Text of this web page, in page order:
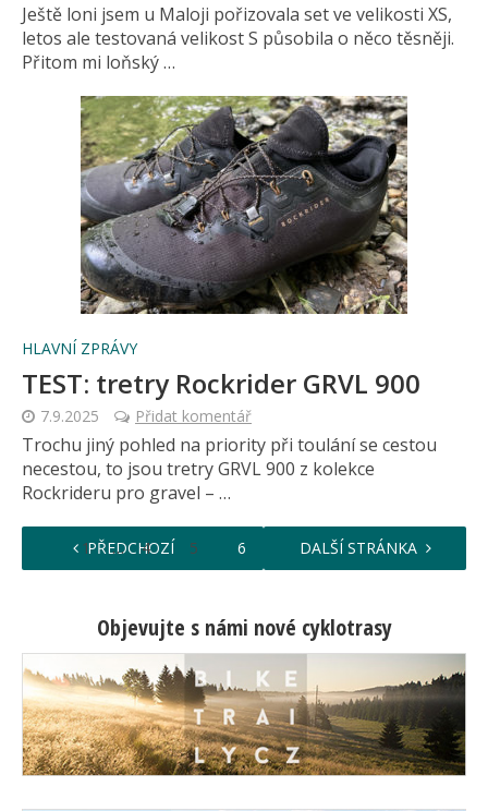
Ještě loni jsem u Maloji pořizovala set ve velikosti XS,
letos ale testovaná velikost S působila o něco těsněji.
Přitom mi loňský …
HLAVNÍ ZPRÁVY
TEST: tretry Rockrider GRVL 900
7.9.2025 Přidat komentář
Trochu jiný pohled na priority při toulání se cestou
necestou, to jsou tretry GRVL 900 z kolekce
Rockrideru pro gravel – …
PŘEDCHOZÍ
1 … 4 5 6 8 … 52
DALŠÍ STRÁNKA
Objevujte s námi nové cyklotrasy